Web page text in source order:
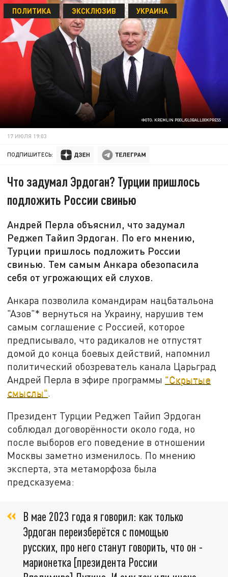
ФОТО: KREMLIN POOL/GLOBALLOOKPRESS
ПОЛИТИКА ЭКСКЛЮЗИВ УКРАИНА
17 ИЮЛЯ 19:03
ПОДПИШИТЕСЬ:
Что задумал Эрдоган? Турции пришлось
подложить России свинью
Андрей Перла объяснил, что задумал
Реджеп Тайип Эрдоган. По его мнению,
Турции пришлось подложить России
свинью. Тем самым Анкара обезопасила
себя от угрожающих ей слухов.
Анкара позволила командирам нацбатальона
"Азов"* вернуться на Украину, нарушив тем
самым соглашение с Россией, которое
предписывало, что радикалов не отпустят
домой до конца боевых действий, напомнил
политический обозреватель канала Царьград
Андрей Перла в эфире программы "Скрытые
смыслы".
Президент Турции Реджеп Тайип Эрдоган
соблюдал договорённости около года, но
после выборов его поведение в отношении
Москвы заметно изменилось. По мнению
эксперта, эта метаморфоза была
предсказуема:
В мае 2023 года я говорил: как только
Эрдоган переизберётся с помощью
русских, про него станут говорить, что он -
марионетка [президента России